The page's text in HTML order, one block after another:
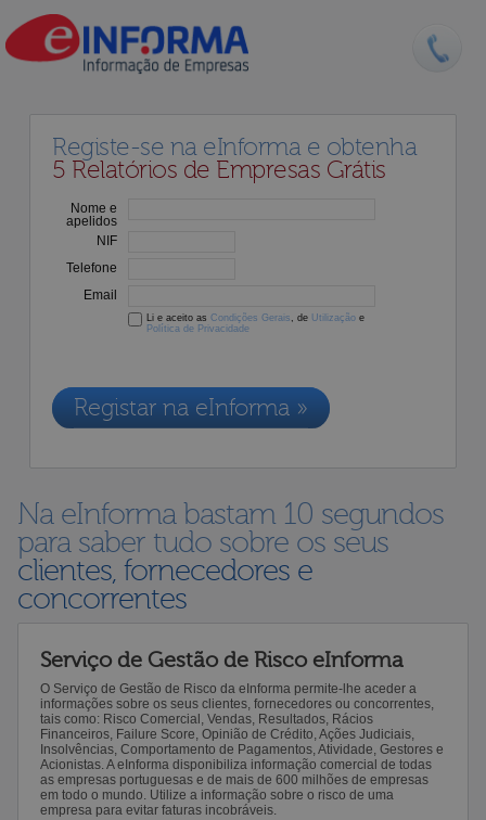
Registe-se na eInforma e obtenha
5 Relatórios de Empresas Grátis
Nome e
apelidos
NIF
Telefone
Email
Li e aceito as Condições Gerais , de Utilização e
Política de Privacidade
Registar na eInforma »
Na eInforma bastam 10 segundos
para saber tudo sobre os seus
clientes, fornecedores e
concorrentes
Serviço de Gestão de Risco eInforma
O Serviço de Gestão de Risco da eInforma permite-lhe aceder a
informações sobre os seus clientes, fornecedores ou concorrentes,
tais como: Risco Comercial, Vendas, Resultados, Rácios
Financeiros, Failure Score, Opinião de Crédito, Ações Judiciais,
Insolvências, Comportamento de Pagamentos, Atividade, Gestores e
Acionistas. A eInforma disponibiliza informação comercial de todas
as empresas portuguesas e de mais de 600 milhões de empresas
em todo o mundo. Utilize a informação sobre o risco de uma
empresa para evitar faturas incobráveis.